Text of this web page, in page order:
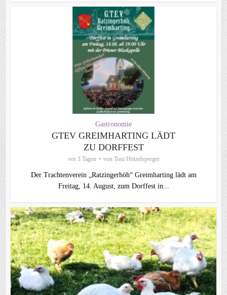
Gastronomie
GTEV GREIMHARTING LÄDT
ZU DORFFEST
vor 3 Tagen von Toni Hötzelsperger
Der Trachtenverein „Ratzingerhöh“ Greimharting lädt am
Freitag, 14. August, zum Dorffest in...